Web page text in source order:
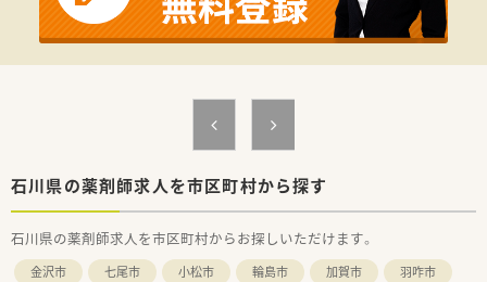
石川県の薬剤師求人を市区町村から探す
石川県の薬剤師求人を市区町村からお探しいただけます。
金沢市 七尾市 小松市 輪島市 加賀市
羽咋市